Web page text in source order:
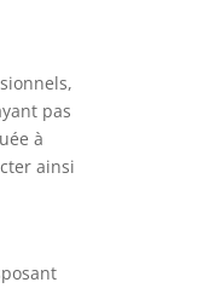
pas
à
ainsi